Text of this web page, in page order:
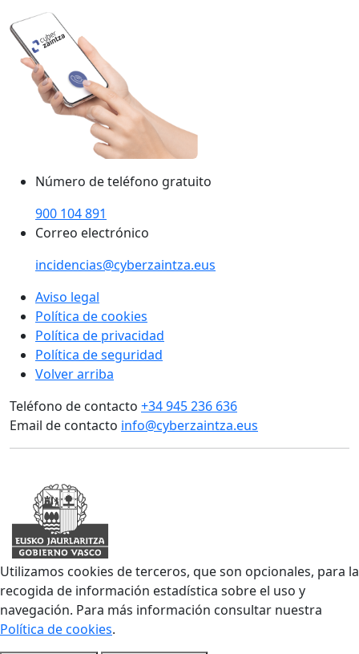
Número de teléfono gratuito
900 104 891
Correo electrónico
incidencias@cyberzaintza.eus
Aviso legal
Política de cookies
Política de privacidad
Política de seguridad
Volver arriba
Teléfono de contacto +34 945 236 636
Email de contacto info@cyberzaintza.eus
Utilizamos cookies de terceros, que son opcionales, para la
recogida de información estadística sobre el uso y
navegación. Para más información consultar nuestra
Política de cookies.